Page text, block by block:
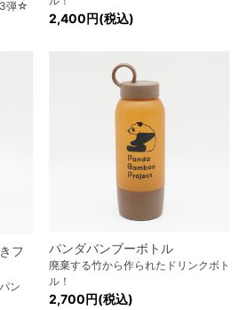
3弾☆
2,400円(税込)
フ
ン
パンダバンブーボトル
廃棄する竹から作られたドリンクボト
ル！
2,700円(税込)